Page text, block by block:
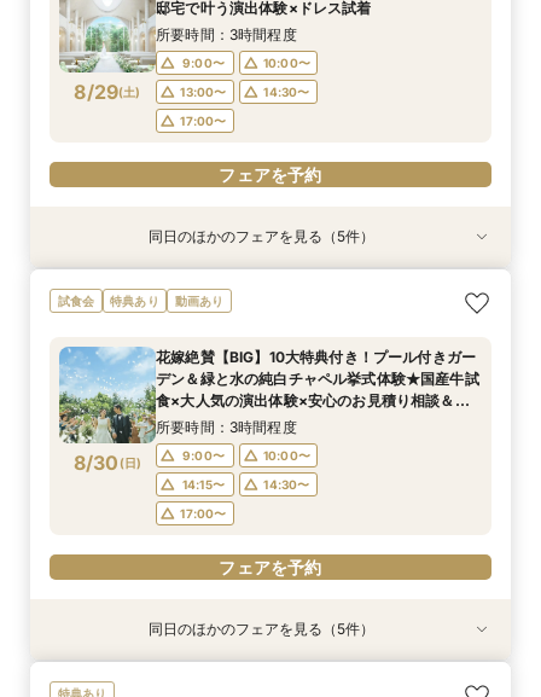
8/28(金)
14:00〜
16:00〜
18:00〜
フェアを予約
8/28(金)
14:00〜
16:00〜
18:00〜
フェアを予約
8/28(金)
14:00〜
16:00〜
18:00〜
フェアを予約
8/29(土)
邸宅で叶う演出体験×ドレス試着
所要時間：3時間程度
9:00〜
10:00〜
13:00〜
14:30〜
17:00〜
フェアを予約
特典あり 動画あり
8/29(土)
初めての見学でも安心！貸切邸宅を見学＆森と水
のチャペル模擬挙式＆試食付き相談会
9:00〜
10:00〜
14:15〜
14:30〜
17:00〜
フェアを予約
8/29(土)
【10名から1軒貸切】上質な邸宅を独占×豪華試
食でもてなす贅沢
9:00〜
9:15〜
14:15〜
14:30〜
18:00〜
フェアを予約
特典あり
8/29(土)
【託児・医療サポート安心◎】15大特典★マタニ
ティ&ファミリーウエディング
9:00〜
9:15〜
14:15〜
14:30〜
18:00〜
フェアを予約
8/29(土)
来館不要【お家でオンライン相談会】スマホで簡
単！豪華10大特典
9:30〜 14:45〜
フェアを予約
特典あり
8/29(土)
『徹底比較*2件目以降の方へ』見積もり相談×1
棟貸切邸宅体験
9:00〜
10:00〜
14:15〜
14:30〜
17:00〜
フェアを予約
同日のほかのフェアを見る（5件）
試食会 特典あり 動画あり
8/30 (日)
花嫁絶賛【BIG】10大特典付き！プール付きガー
デン＆緑と水の純白チャペル挙式体験★国産牛試
食×大人気の演出体験×安心のお見積り相談＆日
程相談会！1件目にオススメ
所要時間：3時間程度
9:00〜
10:00〜
14:15〜
14:30〜
17:00〜
フェアを予約
特典あり 動画あり
初めての見学でも安心！貸切邸宅を見学＆森と水
【10名から1軒貸切】上質な邸宅を独占×豪華試
特典あり
【託児・医療サポート安心◎】15大特典★マタニ
来館不要【お家でオンライン相談会】スマホで簡
特典あり
『徹底比較*2件目以降の方へ』見積もり相談×1
同日のほかのフェアを見る（5件）
特典あり